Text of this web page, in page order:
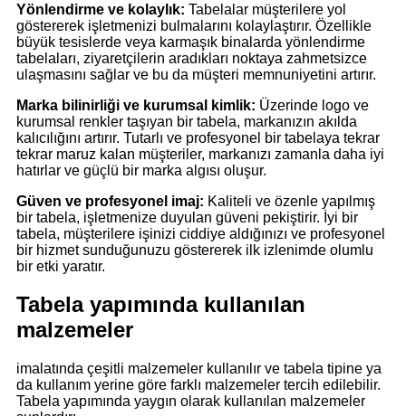
Yönlendirme ve kolaylık: Tabelalar müşterilere yol
göstererek işletmenizi bulmalarını kolaylaştırır. Özellikle
büyük tesislerde veya karmaşık binalarda yönlendirme
tabelaları, ziyaretçilerin aradıkları noktaya zahmetsizce
ulaşmasını sağlar ve bu da müşteri memnuniyetini artırır.
Marka bilinirliği ve kurumsal kimlik: Üzerinde logo ve
kurumsal renkler taşıyan bir tabela, markanızın akılda
kalıcılığını artırır. Tutarlı ve profesyonel bir tabelaya tekrar
tekrar maruz kalan müşteriler, markanızı zamanla daha iyi
hatırlar ve güçlü bir marka algısı oluşur.
Güven ve profesyonel imaj: Kaliteli ve özenle yapılmış
bir tabela, işletmenize duyulan güveni pekiştirir. İyi bir
tabela, müşterilere işinizi ciddiye aldığınızı ve profesyonel
bir hizmet sunduğunuzu göstererek ilk izlenimde olumlu
bir etki yaratır.
Tabela yapımında kullanılan
malzemeler
imalatında çeşitli malzemeler kullanılır ve tabela tipine ya
da kullanım yerine göre farklı malzemeler tercih edilebilir.
Tabela yapımında yaygın olarak kullanılan malzemeler